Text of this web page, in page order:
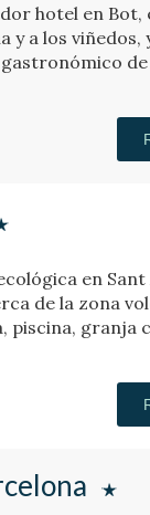
hotel en Bot,
y a los viñedos,
en
de la zona
piscina, granja